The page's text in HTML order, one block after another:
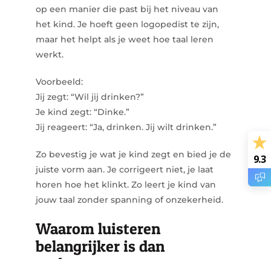
op een manier die past bij het niveau van
het kind. Je hoeft geen logopedist te zijn,
maar het helpt als je weet hoe taal leren
werkt.
Voorbeeld:
Jij zegt: “Wil jij drinken?”
Je kind zegt: “Dinke.”
Jij reageert: “Ja, drinken. Jij wilt drinken.”
Zo bevestig je wat je kind zegt en bied je de
juiste vorm aan. Je corrigeert niet, je laat
horen hoe het klinkt. Zo leert je kind van
jouw taal zonder spanning of onzekerheid.
Waarom luisteren
belangrijker is dan
9.3